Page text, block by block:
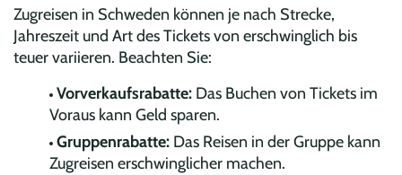
Zugreisen in Schweden können je nach Strecke,
Jahreszeit und Art des Tickets von erschwinglich bis
teuer variieren. Beachten Sie:
Vorverkaufsrabatte: Das Buchen von Tickets im
Voraus kann Geld sparen.
Gruppenrabatte: Das Reisen in der Gruppe kann
Zugreisen erschwinglicher machen.